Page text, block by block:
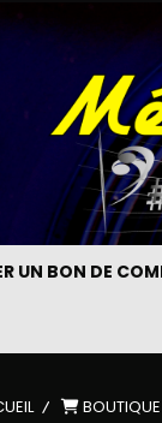
UN BON DE
BOUTIQUE